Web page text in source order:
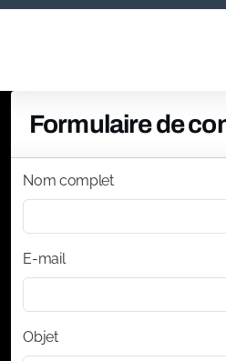
Formulaire de
Nom complet
E-mail
Objet